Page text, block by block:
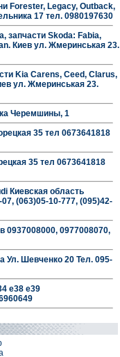
Forester, Legacy, Outback,
17 тел. 0980197630
запчасти Skoda: Fabia,
Киев ул. Жмеринськая 23.
Kia Carens, Ceed, Clarus,
ул. Жмеринськая 23.
Черемшины, 1
35 тел 0673641818
35 тел 0673641818
Киевская область
(063)05-10-777, (095)42-
0937008000, 0977008070,
Ул. Шевченко 20 Тел. 095-
е38 е39